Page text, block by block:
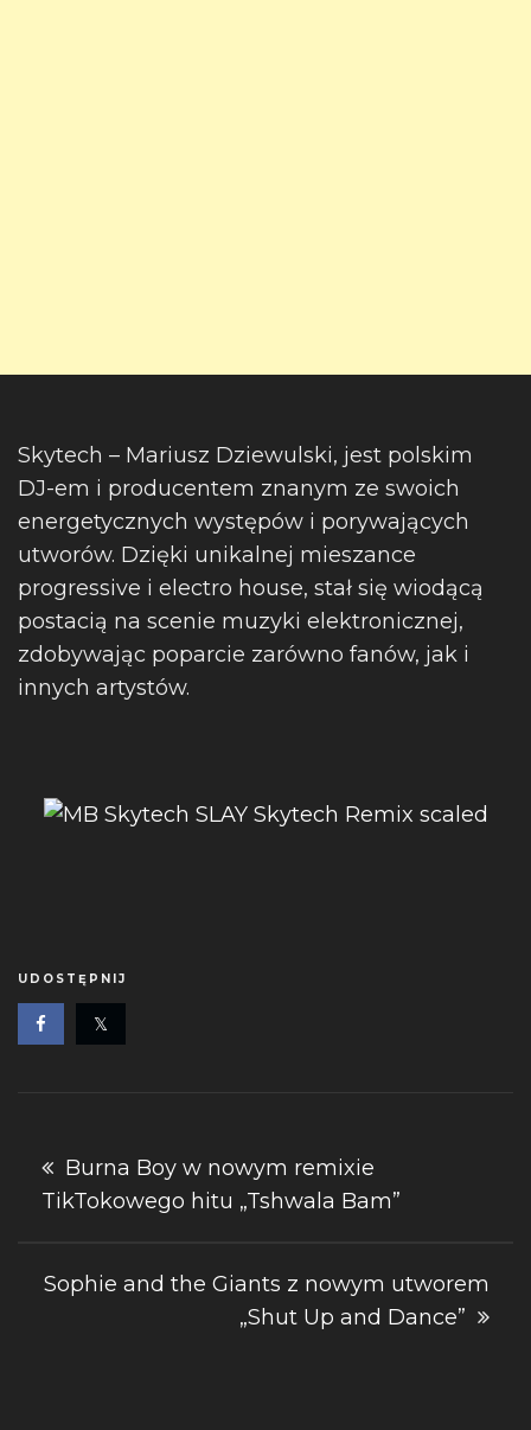
Skytech – Mariusz Dziewulski, jest polskim
DJ-em i producentem znanym ze swoich
energetycznych występów i porywających
utworów. Dzięki unikalnej mieszance
progressive i electro house, stał się wiodącą
postacią na scenie muzyki elektronicznej,
zdobywając poparcie zarówno fanów, jak i
innych artystów.
UDOSTĘPNIJ
Nawigacja
wpisu
Burna Boy w nowym remixie
TikTokowego hitu „Tshwala Bam”
Sophie and the Giants z nowym utworem
„Shut Up and Dance”